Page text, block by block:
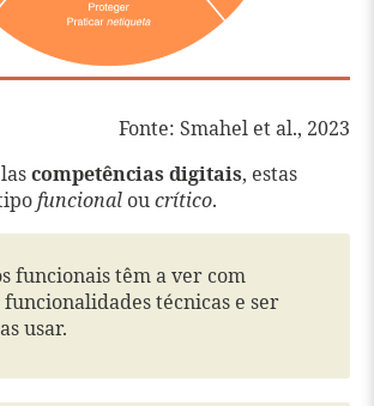
Fonte: Smahel et al., 2023
competências digitais, estas
funcional ou crítico.
funcionais têm a ver com
técnicas e ser
usar.